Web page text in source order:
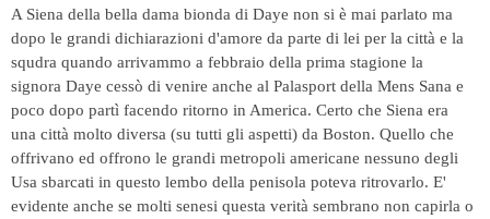
A Siena della bella dama bionda di Daye non si è mai parlato ma
dopo le grandi dichiarazioni d'amore da parte di lei per la città e la
squdra quando arrivammo a febbraio della prima stagione la
signora Daye cessò di venire anche al Palasport della Mens Sana e
poco dopo partì facendo ritorno in America. Certo che Siena era
una città molto diversa (su tutti gli aspetti) da Boston. Quello che
offrivano ed offrono le grandi metropoli americane nessuno degli
Usa sbarcati in questo lembo della penisola poteva ritrovarlo. E'
evidente anche se molti senesi questa verità sembrano non capirla o